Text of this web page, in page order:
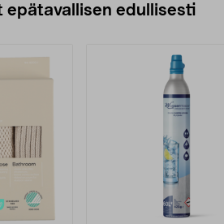
epätavallisen edullisesti